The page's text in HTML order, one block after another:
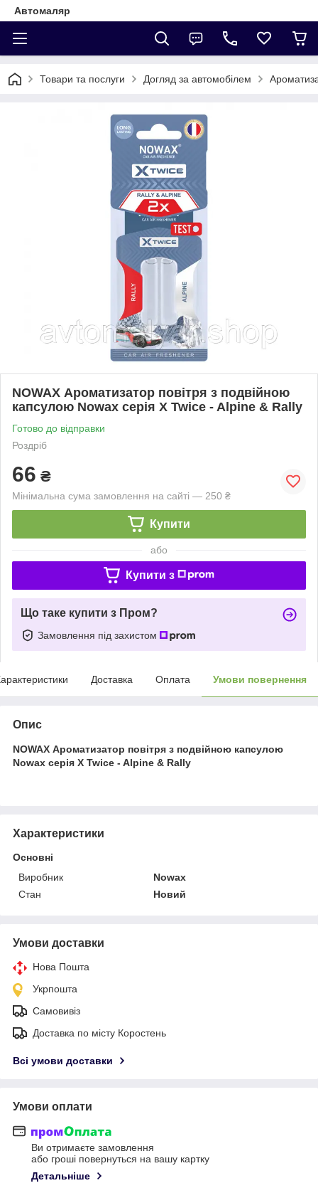
Автомаляр
Товари та послуги Догляд за автомобілем
NOWAX Ароматизатор повітря з подвійною
капсулою Nowax серія X Twice - Alpine & Rally
Готово до відправки
Роздріб
66 ₴
Мінімальна сума замовлення на сайті — 250 ₴
Купити
або
Купити з
Що таке купити з Пром?
Замовлення під захистом
Доставка Оплата Умови повернення
Опис
NOWAX Ароматизатор повітря з подвійною капсулою
Nowax серія X Twice - Alpine & Rally
Характеристики
Основні
Виробник
Nowax
Стан
Новий
Умови доставки
Нова Пошта
Укрпошта
Самовивіз
Доставка по місту Коростень
Всі умови доставки
Умови оплати
Ви отримаєте замовлення
або гроші повернуться на вашу картку
Детальніше